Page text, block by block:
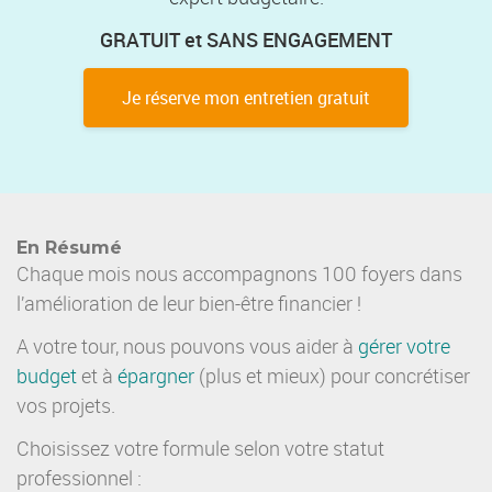
GRATUIT et SANS ENGAGEMENT
Je réserve mon entretien gratuit
En Résumé
Chaque mois nous accompagnons 100 foyers dans
l’amélioration de leur bien-être financier !
A votre tour, nous pouvons vous aider à gérer votre
budget et à épargner (plus et mieux) pour concrétiser
vos projets.
Choisissez votre formule selon votre statut
professionnel :